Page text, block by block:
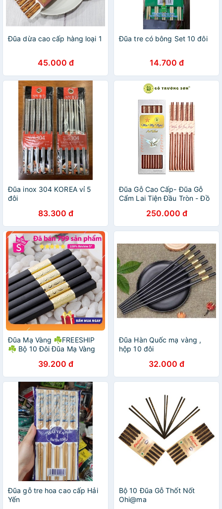
Đũa dừa cao cấp hàng loại 1
45.000 đ
Đũa tre có bông Set 10 đôi
14.700 đ
Đũa inox 304 KOREA vỉ 5
đôi
83.300 đ
Đũa Gỗ Cao Cấp- Đũa Gỗ
Cẩm Lai Tiện Đầu Tròn - Đồ
250.000 đ
Đũa Mạ Vàng ☘FREESHIP
☘ Bộ 10 Đôi Đũa Mạ Vàng
Trọng, Bền Đẹp
39.200 đ
Đũa Hàn Quốc mạ vàng ,
hộp 10 đôi
32.000 đ
Đũa gỗ tre hoa cao cấp Hải
Yến
Bộ 10 Đũa Gỗ Thốt Nốt
Ohi@ma